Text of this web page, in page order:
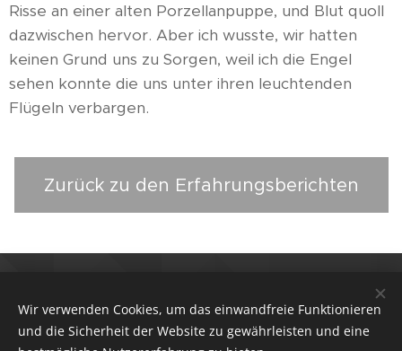
Risse an einer alten Porzellanpuppe, und Blut quoll
dazwischen hervor. Aber ich wusste, wir hatten
keinen Grund uns zu Sorgen, weil ich die Engel
sehen konnte die uns unter ihren leuchtenden
Flügeln verbargen.
Zurück zu den Erfahrungsberichten
stammen von unseren großartigen Fotografen Förb
https://www.instagram.com/foerb.foto/ und Christina
Steininger (Wasteland Stories 4 - 2025)
Wir verwenden Cookies, um das einwandfreie Funktionieren
und die Sicherheit der Website zu gewährleisten und eine